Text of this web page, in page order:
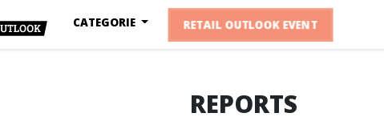
CATEGORIE RETAIL OUTLOOK EVENT
REPORTS